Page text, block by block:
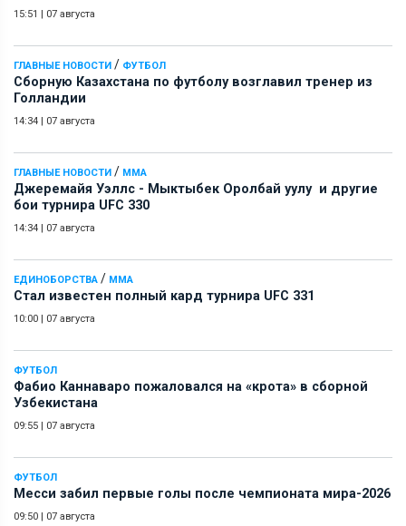
15:51 | 07 августа
ГЛАВНЫЕ НОВОСТИ / ФУТБОЛ
Сборную Казахстана по футболу возглавил тренер из
Голландии
14:34 | 07 августа
ГЛАВНЫЕ НОВОСТИ / ММА
Джеремайя Уэллс - Мыктыбек Оролбай уулу и другие
бои турнира UFC 330
14:34 | 07 августа
ЕДИНОБОРСТВА / ММА
Стал известен полный кард турнира UFC 331
10:00 | 07 августа
ФУТБОЛ
Фабио Каннаваро пожаловался на «крота» в сборной
Узбекистана
09:55 | 07 августа
ФУТБОЛ
Месси забил первые голы после чемпионата мира-2026
09:50 | 07 августа